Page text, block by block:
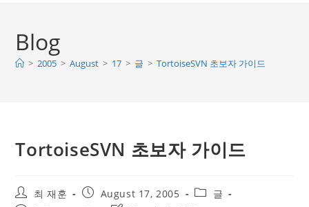
Blog
> 2005 > August > 17 > 글 > TortoiseSVN 초보자 가이드
TortoiseSVN 초보자 가이드
Post최 재훈
PostAugust 17, 2005
Post글